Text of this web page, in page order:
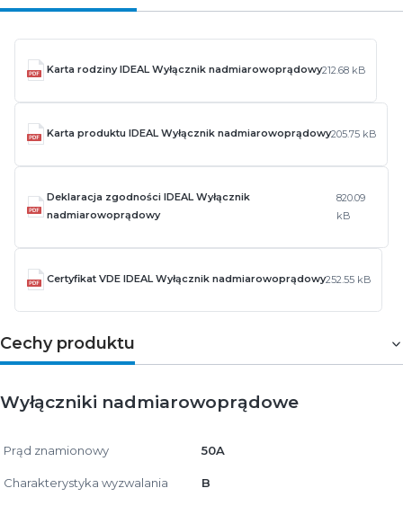
Karta rodziny IDEAL Wyłącznik nadmiarowoprądowy212.68 kB
Karta produktu IDEAL Wyłącznik nadmiarowoprądowy205.75 kB
Deklaracja zgodności IDEAL Wyłącznik
nadmiarowoprądowy
820.09
kB
Certyfikat VDE IDEAL Wyłącznik nadmiarowoprądowy252.55 kB
Cechy produktu
Wyłączniki nadmiarowoprądowe
Prąd znamionowy 50A
Charakterystyka wyzwalania B